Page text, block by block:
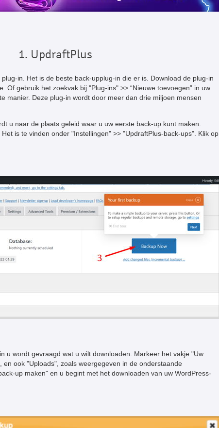
1. UpdraftPlus
plug-in. Het is de beste back-upplug-in die er is. Download de plug-in
Of gebruik het zoekvak bij "Plug-ins" >> “Nieuwe toevoegen” in uw
manier. Deze plug-in wordt door meer dan drie miljoen mensen
u naar de plaats geleid waar u uw eerste back-up kunt maken.
is te vinden onder "Instellingen" >> "UpdraftPlus-back-ups". Klik op
u wordt gevraagd wat u wilt downloaden. Markeer het vakje "Uw
en ook "Uploads", zoals weergegeven in de onderstaande
up maken" en u begint met het downloaden van uw WordPress-